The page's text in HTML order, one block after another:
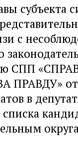
субъекта
с
СПП
ПРАВДУ»
в